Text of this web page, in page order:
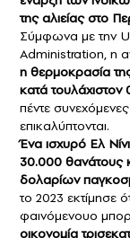
της αλιείας στο
Σύμφωνα με την
Administration, η
η θερμοκρασία
κατά
πέντε
επικαλύπτονται.
Ένα ισχυρό Ελ
30.000 θανάτους
δολαρίων
το 2023 εκτίμησε
φαινόμενουo
οικονομία